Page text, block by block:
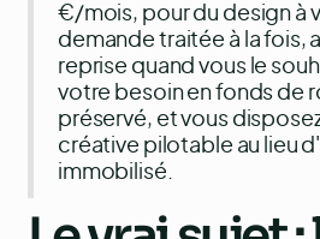
€/mois, pour du design à
demande traitée à la fois,
reprise quand vous le
votre besoin en fonds de
préservé, et vous
créative pilotable au lieu
immobilisé.